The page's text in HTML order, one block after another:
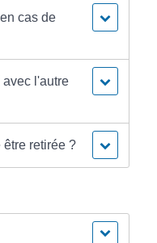
cas de
avec l'autre
être retirée ?